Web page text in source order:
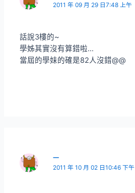
2011 年 09 月 29 日7:48 上午
話說3樓的~
學姊其實沒有算錯啦…
當屆的學妹的確是82人沒錯@@
一
2011 年 10 月 02 日10:46 下午